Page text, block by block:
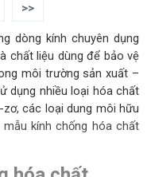
>>
dòng kính chuyên dụng
chất liệu dùng để bảo vệ
môi trường sản xuất –
dụng nhiều loại hóa chất
các loại dung môi hữu
kính chống hóa chất